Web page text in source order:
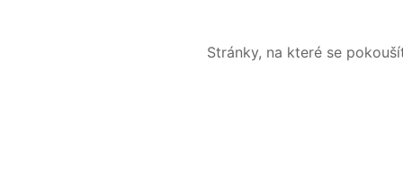
Stránky, na které se